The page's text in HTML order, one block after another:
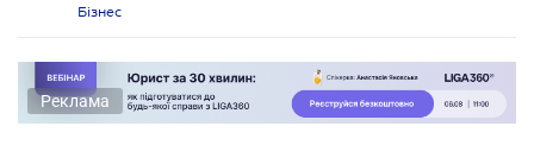
Бізнес
Реклама